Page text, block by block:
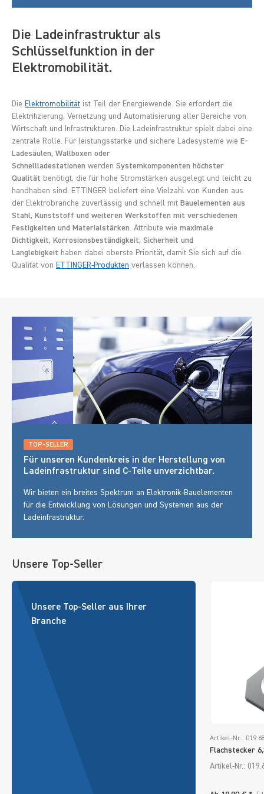
Die Ladeinfrastruktur als
Schlüsselfunktion in der
Elektromobilität.
Die Elektromobilität ist Teil der Energiewende. Sie erfordert die
Elektrifizierung, Vernetzung und Automatisierung aller Bereiche von
Wirtschaft und Infrastrukturen. Die Ladeinfrastruktur spielt dabei eine
zentrale Rolle. Für leistungsstarke und sichere Ladesysteme wie E-
Ladesäulen, Wallboxen oder
Schnellladestationen werden Systemkomponenten höchster
Qualität benötigt, die für hohe Stromstärken ausgelegt und leicht zu
handhaben sind. ETTINGER beliefert eine Vielzahl von Kunden aus
der Elektrobranche zuverlässig und schnell mit Bauelementen aus
Stahl, Kunststoff und weiteren Werkstoffen mit verschiedenen
Festigkeiten und Materialstärken . Attribute wie maximale
Dichtigkeit, Korrosionsbeständigkeit, Sicherheit und
Langlebigkeit haben dabei oberste Priorität, damit Sie sich auf die
Qualität von ETTINGER-Produkten verlassen können.
TOP-SELLER
Für unseren Kundenkreis in der Herstellung von
Ladeinfrastruktur sind C-Teile unverzichtbar.
Wir bieten ein breites Spektrum an Elektronik-Bauelementen
für die Entwicklung von Lösungen und Systemen aus der
Ladeinfrastruktur.
Unsere Top-Seller
Unsere Top-Seller aus Ihrer
Branche
Artikel-Nr.:
Flachstecker
Artikel-Nr.: